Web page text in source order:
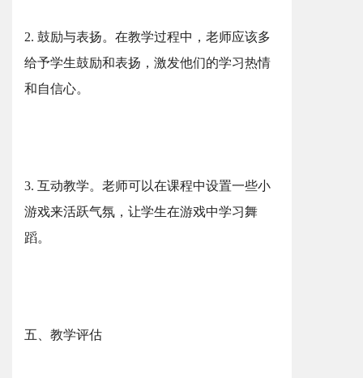
2. 鼓励与表扬。在教学过程中，老师应该多
给予学生鼓励和表扬，激发他们的学习热情
和自信心。
3. 互动教学。老师可以在课程中设置一些小
游戏来活跃气氛，让学生在游戏中学习舞
蹈。
五、教学评估